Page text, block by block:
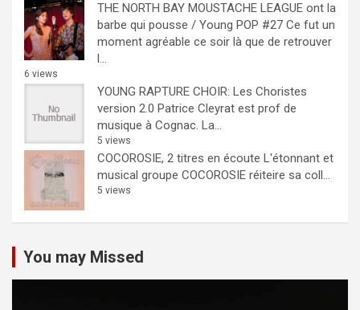
THE NORTH BAY MOUSTACHE LEAGUE ont la
barbe qui pousse / Young POP #27 Ce fut un
moment agréable ce soir là que de retrouver
l...
6 views
YOUNG RAPTURE CHOIR: Les Choristes
version 2.0 Patrice Cleyrat est prof de
musique à Cognac. La...
5 views
COCOROSIE, 2 titres en écoute L'étonnant et
musical groupe COCOROSIE réiteire sa coll...
5 views
You may Missed